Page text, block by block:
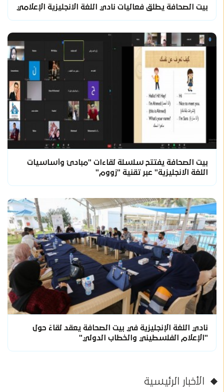
بيت الصحافة يطلق فعاليات نادي اللغة الانجليزية الإعلامي
بيت الصحافة يفتتح سلسلة لقاءات "مبادئ وأساسيات
اللغة الانجليزية" عبر تقنية "زووم"
نادي اللغة الإنجليزية في بيت الصحافة يعقد لقاءً حول
"الإعلام الفلسطيني والخطاب الدولي"
الأخبار الرئيسية